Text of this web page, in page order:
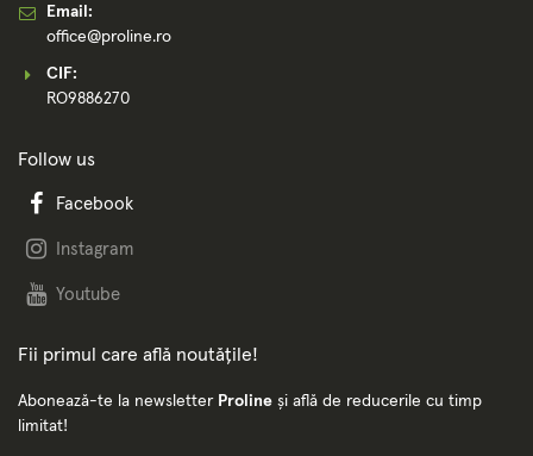
Email:
office@proline.ro
CIF:
RO9886270
Follow us
Facebook
Instagram
Youtube
Fii primul care află noutățile!
Abonează-te la newsletter Proline și află de reducerile cu timp
limitat!